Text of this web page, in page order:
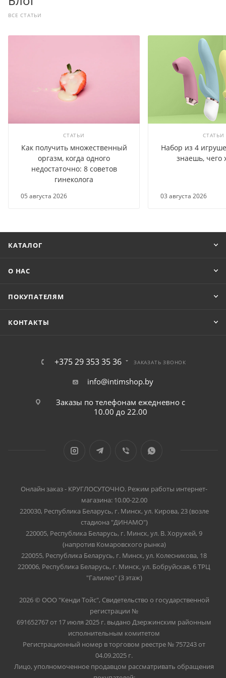
ВСЕ СТАТЬИ
СТАТЬИ
05 августа 2026
Как получить множественный
оргазм, когда одного
недостаточно: 8 советов
гинеколога
СТАТЬИ
03 августа 2026
Набор из 4
знаешь, чего
КАТАЛОГ
О НАС
ПОКУПАТЕЛЯМ
КОНТАКТЫ
+375 29 353 35 36 ЗАКАЗАТЬ ЗВОНОК
info@intimshop.by
Заказы по телефонам ежедневно с
10.00 до 22.00
Онлайн заказ - КРУГЛОСУТОЧНО. Режим работы интернет-
магазина: 10.00-22.00
220030, Республика Беларусь, г. Минск, ул. Кирова, 23 (возле
стадиона "ДИНАМО")
220005, Республика Беларусь, г. Минск, ул. В. Хоружей, 9
(напротив Комаровского рынка)
220055, Республика Беларусь, г. Минск, ул. Колесникова, 18
220006, Республика Беларусь, г. Минск, ул. Бобруйская, 6 ТРЦ
"Галилео" (3 этаж)
2026 © ООО "Кенди Тойс", Свидетельство о государственной
регистрации №
691652767 от 17 июля 2025 г. выдано Дзержинским районным
исполнительным комитетом
Регистрационный номер в торговом реестре № 757243 от
04.09.2025 г.
Лицо, уполномоченное продавцом рассматривать обращения